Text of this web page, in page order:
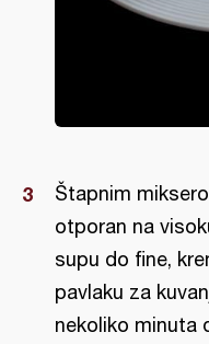
Štapnim
otporan na
supu do fine,
pavlaku za
nekoliko minuta